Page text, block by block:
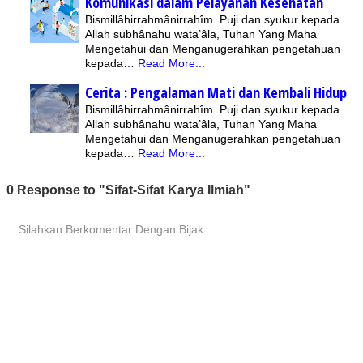
Bismillâhirrahmânirrahîm. Puji dan syukur kepada
Allah subhânahu wata’âla, Tuhan Yang Maha
Mengetahui dan Menganugerahkan pengetahuan
kepada… Read More...
Cerita : Pengalaman Mati dan Kembali Hidup
Bismillâhirrahmânirrahîm. Puji dan syukur kepada
Allah subhânahu wata’âla, Tuhan Yang Maha
Mengetahui dan Menganugerahkan pengetahuan
kepada… Read More...
0 Response to "Sifat-Sifat Karya Ilmiah"
Silahkan Berkomentar Dengan Bijak